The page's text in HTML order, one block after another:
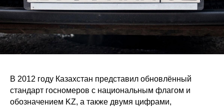
В 2012 году Казахстан представил обновлённый
стандарт госномеров с национальным флагом и
обозначением KZ, а также двумя цифрами,